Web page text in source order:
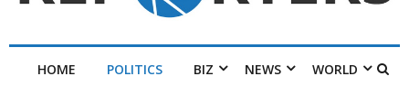
HOME POLITICS BIZ NEWS WORLD